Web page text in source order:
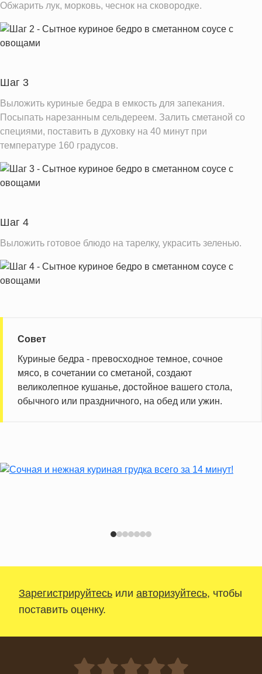
Обжарить лук, морковь, чеснок на сковородке.
Шаг 3
Выложить куриные бедра в емкость для запекания.
Посыпать нарезанным сельдереем. Залить сметаной со
специями, поставить в духовку на 40 минут при
температуре 160 градусов.
Шаг 4
Выложить готовое блюдо на тарелку, украсить зеленью.
Совет
Куриные бедра - превосходное темное, сочное
мясо, в сочетании со сметаной, создают
великолепное кушанье, достойное вашего стола,
обычного или праздничного, на обед или ужин.
Зарегистрируйтесь или авторизуйтесь, чтобы
поставить оценку.